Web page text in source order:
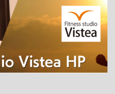
ホーム
ルトレーニング
ダイエット